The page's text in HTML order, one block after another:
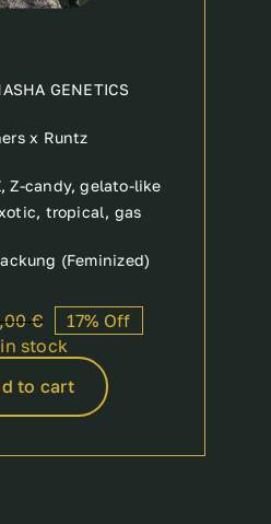
GENETICS
x Runtz
Z-candy, gelato-like
tropical, gas
(Feminized)
€Original
price
60,00 €.
Current
price
50,00 €.
17% Off
stock
to cart